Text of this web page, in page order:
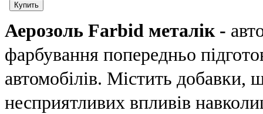
Аерозоль Farbid металік -
фарбування попередньо
автомобілів. Містить добавки,
несприятливих впливів